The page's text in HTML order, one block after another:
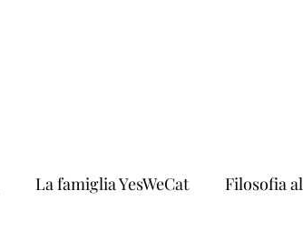
La famiglia YesWeCat Filosofia